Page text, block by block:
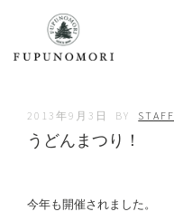
2013年9月3日 BY STAFF
うどんまつり！
今年も開催されました。